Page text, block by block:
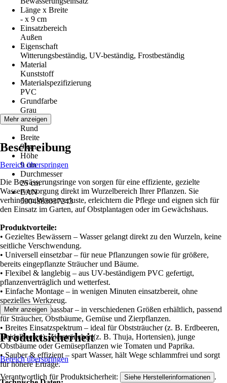
Länge x Breite
- x 9 cm
Einsatzbereich
Außen
Eigenschaft
Witterungsbeständig, UV-beständig, Frostbeständig
Material
Kunststoff
Materialspezifizierung
PVC
Grundfarbe
Grau
Form
Rund
Breite
9 cm
Höhe
9 cm
Durchmesser
25 cm
EAN
5904883037243
Mehr anzeigen
Beschreibung
Bereich überspringen
Die Bewässerungsringe von sorgen für eine effiziente, gezielte
Wasserversorgung direkt im Wurzelbereich Ihrer Pflanzen. Sie
verhindern Wasserverluste, erleichtern die Pflege und eignen sich für
den Einsatz im Garten, auf Obstplantagen oder im Gewächshaus.
Produktvorteile:
• Gezieltes Bewässern – Wasser gelangt direkt zu den Wurzeln, keine
seitliche Verschwendung.
• Universell einsetzbar – für neue Pflanzungen sowie für größere,
bereits eingepflanzte Sträucher und Bäume.
• Flexibel & langlebig – aus UV-beständigem PVC gefertigt,
pflanzenverträglich und wetterfest.
• Einfache Montage – in wenigen Minuten einsatzbereit, ohne
spezielles Werkzeug.
• Individuell anpassbar – in verschiedenen Größen erhältlich, passend
für Sträucher, Obstbäume, Gemüse und Zierpflanzen.
• Breites Einsatzspektrum – ideal für Obststräucher (z. B. Erdbeeren,
Heidelbeeren), Ziersträucher (z. B. Thuja, Hortensien), junge
Obstbäume oder Gemüsepflanzen wie Tomaten und Paprika.
• Sauber & effizient – spart Wasser, hält Wege schlammfrei und sorgt
für höhere Erträge.
Mehr anzeigen
Produktsicherheit
Bereich überspringen
Verantwortlich für Produktsicherheit: Siehe Herstellerinformationen .